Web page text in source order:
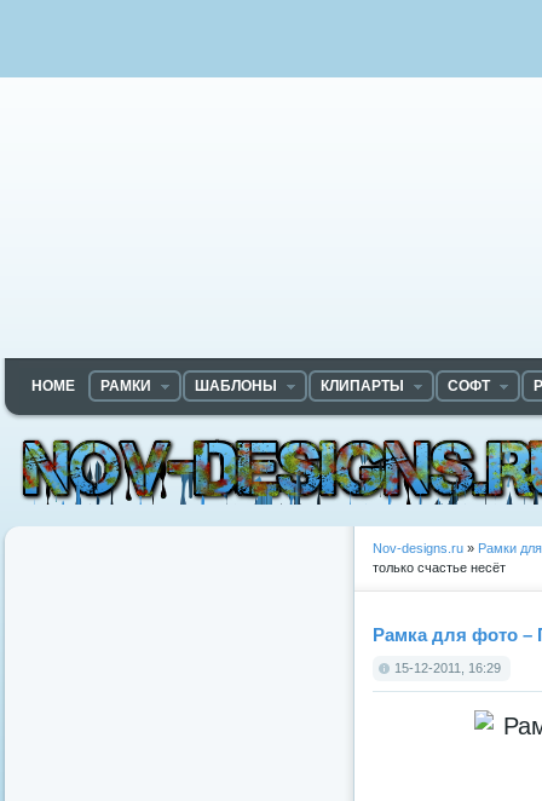
HOME РАМКИ ШАБЛОНЫ КЛИПАРТЫ СОФТ
Nov-designs.ru » Рамки
только счастье несёт
Рамка для фото –
15-12-2011, 16:29